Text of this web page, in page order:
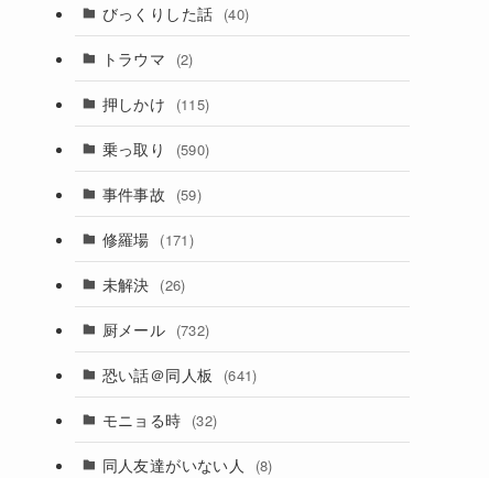
びっくりした話 (40)
トラウマ (2)
押しかけ (115)
乗っ取り (590)
事件事故 (59)
修羅場 (171)
未解決 (26)
厨メール (732)
恐い話＠同人板 (641)
モニョる時 (32)
同人友達がいない人 (8)